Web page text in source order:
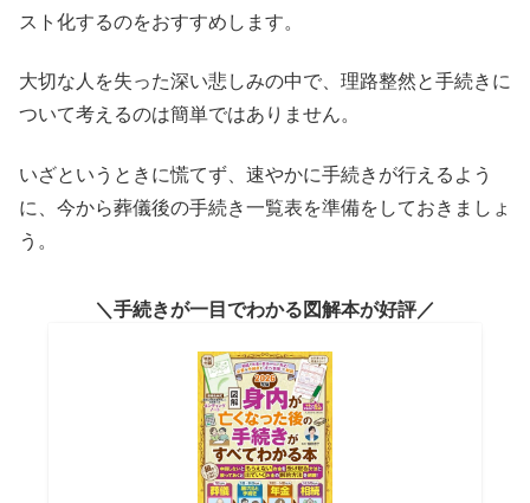
スト化するのをおすすめします。
大切な人を失った深い悲しみの中で、理路整然と手続きに
ついて考えるのは簡単ではありません。
いざというときに慌てず、速やかに手続きが行えるよう
に、今から葬儀後の手続き一覧表を準備をしておきましょ
う。
手続きが一目でわかる図解本が好評